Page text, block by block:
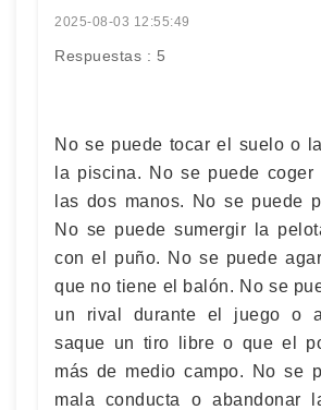
2025-08-03 12:55:49
Respuestas : 5
No se puede tocar el suelo o
la piscina. No se puede
las dos manos. No se puede
No se puede sumergir la
con el puño. No se puede
que no tiene el balón. No se
un rival durante el juego o
saque un tiro libre o que el
más de medio campo. No se
mala conducta o abandonar